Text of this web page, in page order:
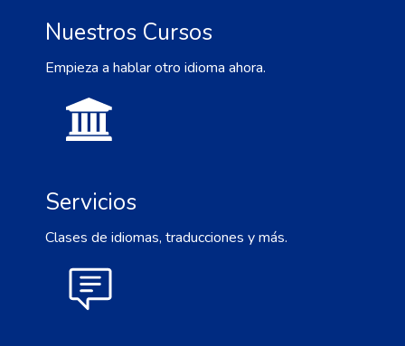
Nuestros Cursos
Empieza a hablar otro idioma ahora.
Servicios
Clases de idiomas, traducciones y más.